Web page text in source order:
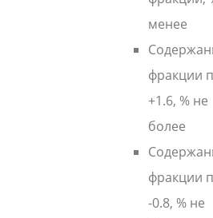
менее
фракции
+1.6, % не
более
фракции
-0.8, % не